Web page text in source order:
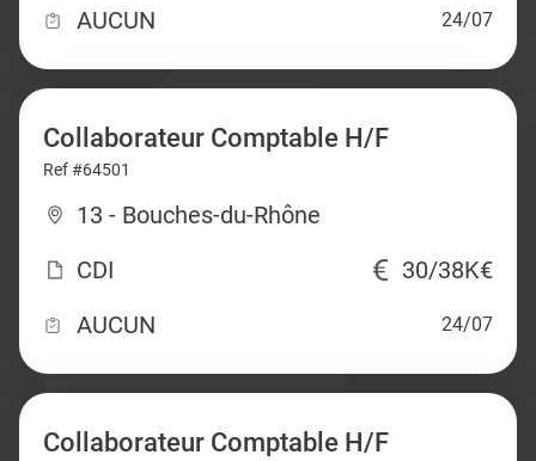
AUCUN
24/07
Collaborateur Comptable H/F
Ref #64501
13 - Bouches-du-Rhône
CDI
30/38K€
AUCUN
24/07
Collaborateur Comptable H/F